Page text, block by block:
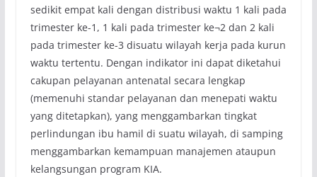
sedikit empat kali dengan distribusi waktu 1 kali pada
trimester ke-1, 1 kali pada trimester ke¬2 dan 2 kali
pada trimester ke-3 disuatu wilayah kerja pada kurun
waktu tertentu. Dengan indikator ini dapat diketahui
cakupan pelayanan antenatal secara lengkap
(memenuhi standar pelayanan dan menepati waktu
yang ditetapkan), yang menggambarkan tingkat
perlindungan ibu hamil di suatu wilayah, di samping
menggambarkan kemampuan manajemen ataupun
kelangsungan program KIA.